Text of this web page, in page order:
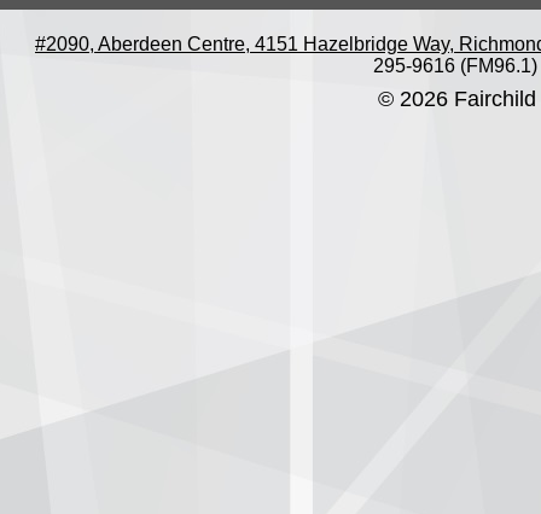
#2090, Aberdeen Centre, 4151 Hazelbridge Way,
295-9616 (FM96.1)
© 2026 Fairchild